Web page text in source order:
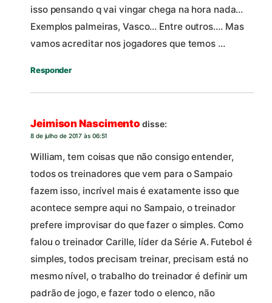
isso pensando q vai vingar chega na hora nada…
Exemplos palmeiras, Vasco… Entre outros…. Mas
vamos acreditar nos jogadores que temos …
Responder
Jeimison Nascimento disse:
8 de julho de 2017 às 06:51
William, tem coisas que não consigo entender,
todos os treinadores que vem para o Sampaio
fazem isso, incrível mais é exatamente isso que
acontece sempre aqui no Sampaio, o treinador
prefere improvisar do que fazer o simples. Como
falou o treinador Carille, líder da Série A. Futebol é
simples, todos precisam treinar, precisam está no
mesmo nível, o trabalho do treinador é definir um
padrão de jogo, e fazer todo o elenco, não